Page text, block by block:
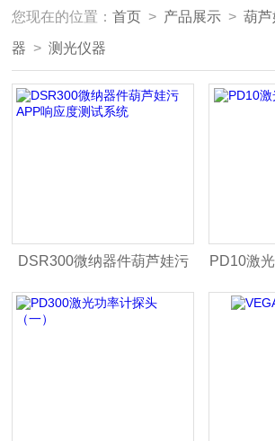
您现在的位置：首页 > 产品展示 >葫
器 >测光仪器
DSR300微纳器件葫芦娃污
APP响应度测试系统
PD10激